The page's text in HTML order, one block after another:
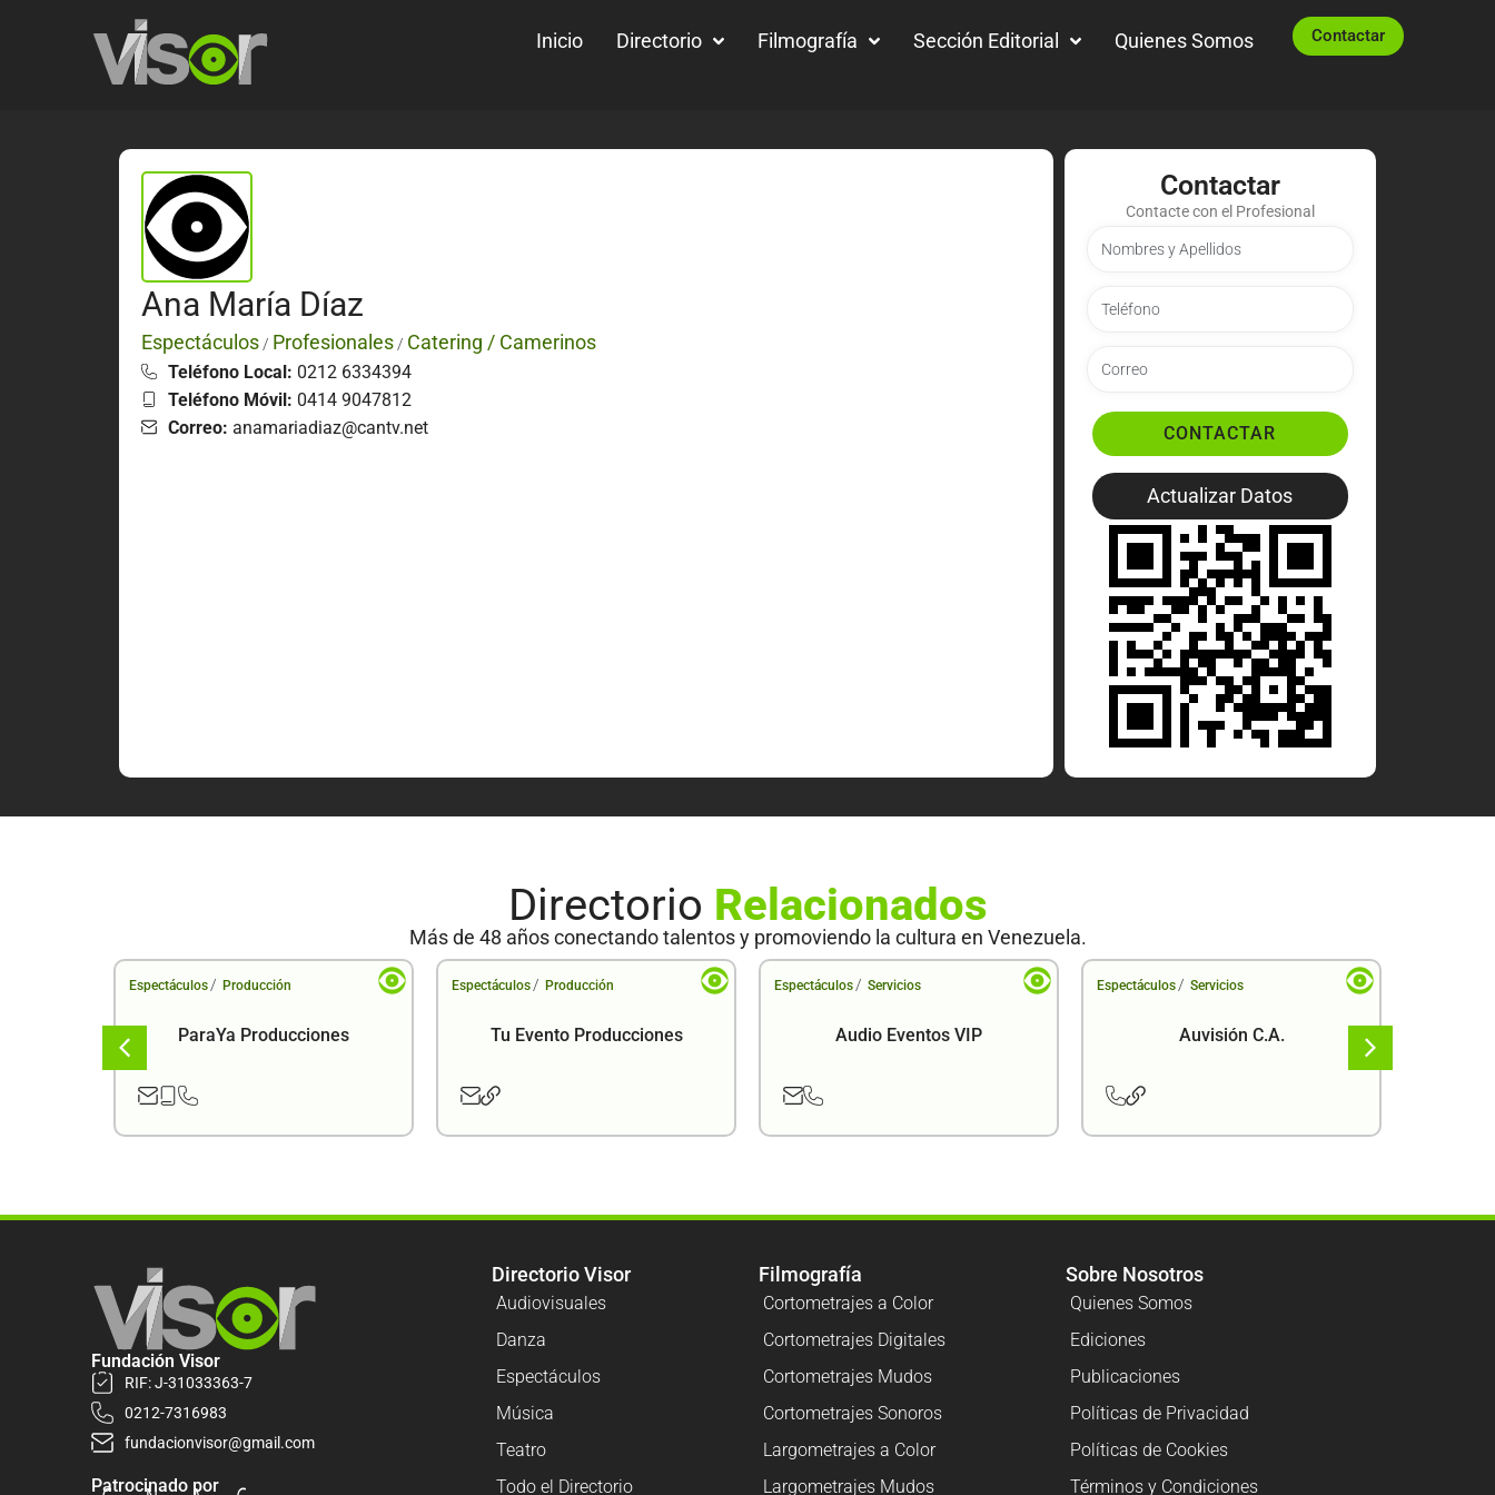
Inicio Directorio Filmografía Sección Editorial Quienes Somos Contactar
Ana María Díaz
Espectáculos / Profesionales / Catering / Camerinos
Teléfono Local: 0212 6334394
Teléfono Móvil: 0414 9047812
Correo: anamariadiaz@cantv.net
Contactar
Contacte con el Profesional
CONTACTAR
Actualizar Datos
Directorio Relacionados
Más de 48 años conectando talentos y promoviendo la cultura en Venezuela.
Espectáculos / Producción
ParaYa Producciones
Espectáculos / Producción
Tu Evento Producciones
Espectáculos / Servicios
Audio Eventos VIP
Espectáculos / Servicios
Auvisión C.A.
Fundación Visor
RIF: J-31033363-7
0212-7316983
fundacionvisor@gmail.com
Patrocinado por
Directorio Visor
Audiovisuales
Danza
Espectáculos
Música
Teatro
Todo el Directorio
Filmografía
Cortometrajes a Color
Cortometrajes Digitales
Cortometrajes Mudos
Cortometrajes Sonoros
Largometrajes a Color
Largometrajes Mudos
Sobre Nosotros
Quienes Somos
Ediciones
Publicaciones
Políticas de Privacidad
Políticas de Cookies
Términos y Condiciones